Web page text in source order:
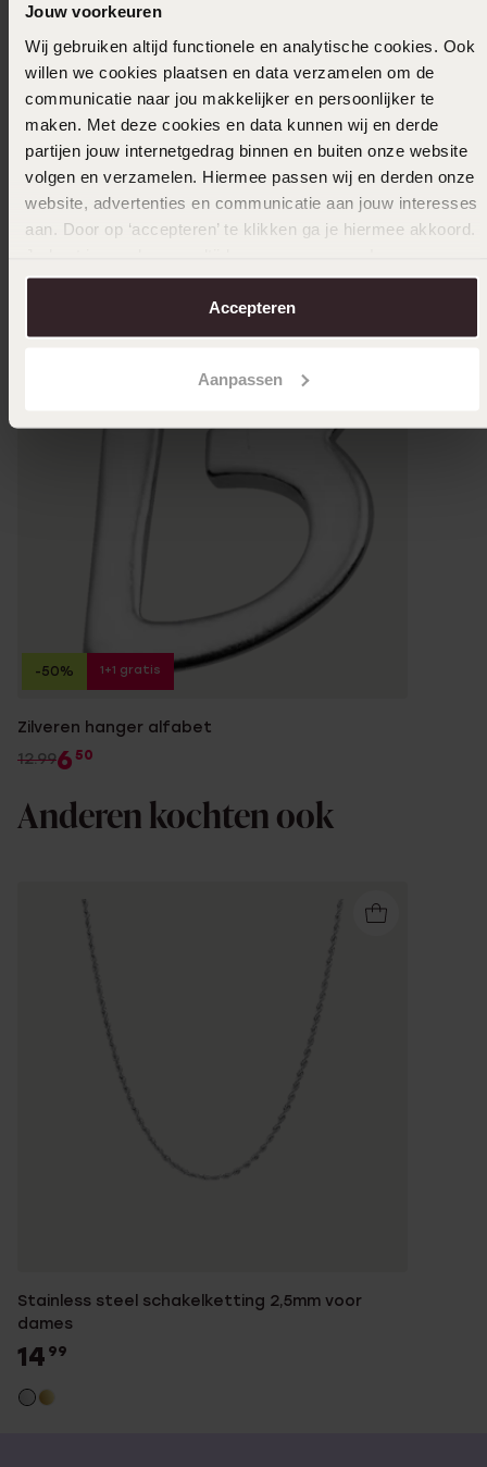
Jouw voorkeuren
Wij gebruiken altijd functionele en analytische cookies. Ook
willen we cookies plaatsen en data verzamelen om de
communicatie naar jou makkelijker en persoonlijker te
maken. Met deze cookies en data kunnen wij en derde
partijen jouw internetgedrag binnen en buiten onze website
volgen en verzamelen. Hiermee passen wij en derden onze
website, advertenties en communicatie aan jouw interesses
aan. Door op ‘accepteren’ te klikken ga je hiermee akkoord.
over in onscookiebeleid.
Accepteren
Aanpassen
Zilveren hanger alfabet
12.996 50
-50% 1+1 gratis
Anderen kochten ook
Stainless steel schakelketting 2,5mm voor
dames
14 99